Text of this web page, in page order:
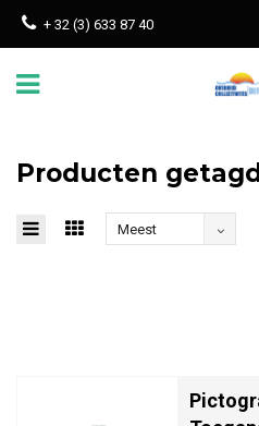
+ 32 (3) 633 87 40
Producten
Meest